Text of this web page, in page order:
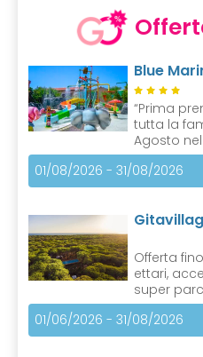
Blue
“Prima
tutta la
Agosto
01/08/2026 - 31/08/2026
Offerta
ettari,
super
01/06/2026 - 31/08/2026